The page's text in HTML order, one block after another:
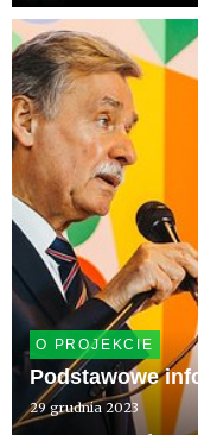
dedykowanych
gatunków,
O PROJEKCIE
Podstawowe
29 grudnia 2023